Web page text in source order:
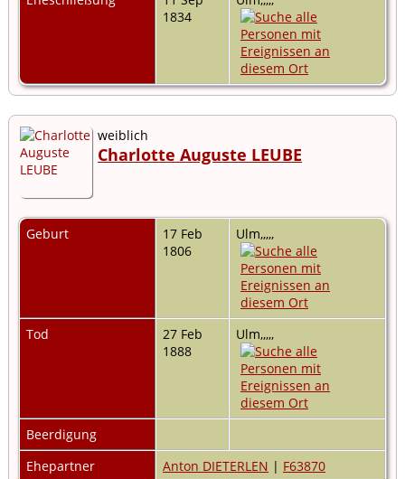
1834
weiblich
Charlotte Auguste LEUBE
Geburt
17 Feb
1806
Ulm,,,,,
Tod
27 Feb
1888
Ulm,,,,,
Beerdigung
Ehepartner
Anton DIETERLEN | F63870